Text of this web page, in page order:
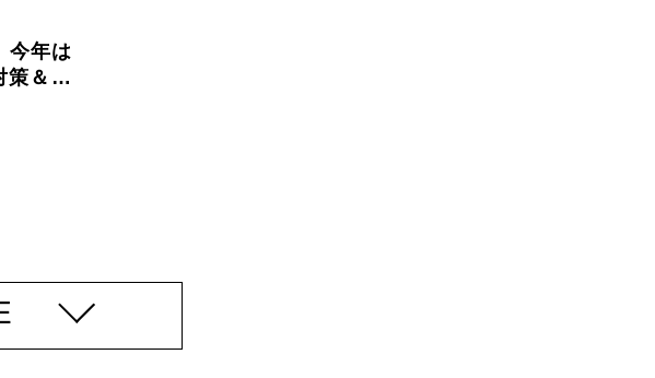
今年は
策＆お
気の